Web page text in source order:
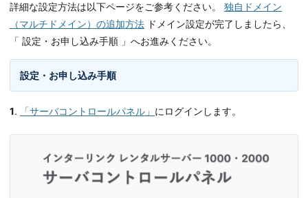
詳細な設定方法は以下ページをご参考ください。 独自ドメイン
（マルチドメイン）の追加方法 ドメイン設定が完了しましたら、
「 設定・お申し込み手順 」へお進みください。
設定・お申し込み手順
1. 「サーバコントロールパネル」 にログインします。